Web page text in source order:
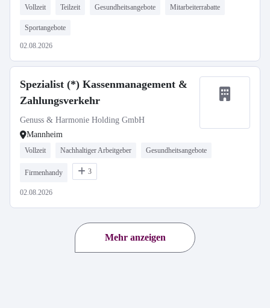
Vollzeit Teilzeit Gesundheitsangebote Mitarbeiterrabatte
Sportangebote
02.08.2026
Spezialist (*) Kassenmanagement &
Zahlungsverkehr
Genuss & Harmonie Holding GmbH
Mannheim
Vollzeit Nachhaltiger Arbeitgeber Gesundheitsangebote
Firmenhandy 3
02.08.2026
Mehr anzeigen